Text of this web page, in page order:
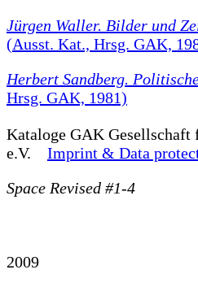
Jürgen Waller. Bilder und
(Ausst. Kat., Hrsg. GAK,
Herbert Sandberg.
Hrsg. GAK, 1981)
Kataloge GAK
e.V. Imprint & Data
Space Revised #1-4
2009